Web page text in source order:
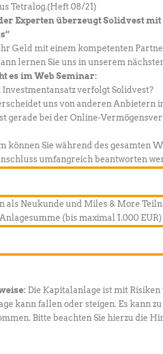
Tetralog.(Heft 08/21)
Experten überzeugt Solidvest
Geld mit einem kompetenten
lernen Sie uns in unserem
es im Web Seminar:
verfolgt Solidvest?
uns von anderen Anbietern
gerade bei der Online-
können Sie während des gesamten
umfangreich beantworten
als Neukunde und Miles & More
(bis maximal 1.000
Die Kapitalanlage ist mit
kann fallen oder steigen. Es kann
Bitte beachten Sie hierzu die